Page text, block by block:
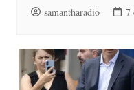
samantharadio 7